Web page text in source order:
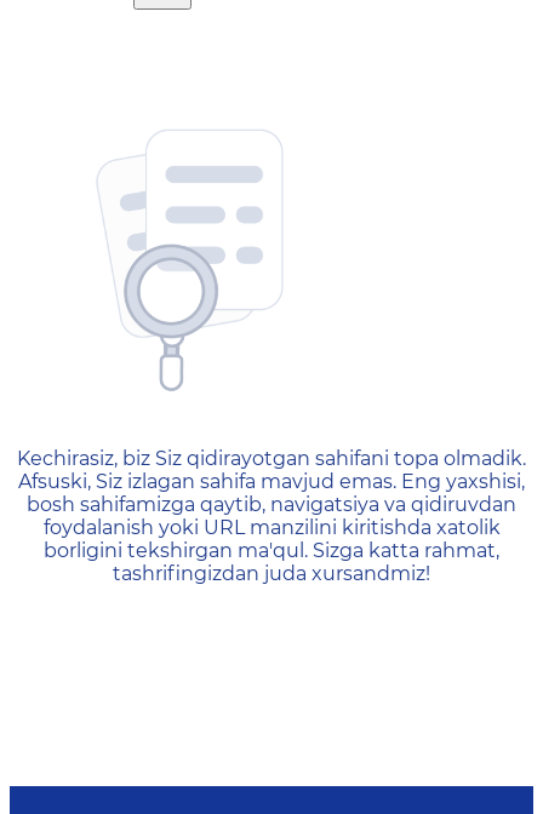
404 — Страница не
Kechirasiz, biz Siz qidirayotgan sahifani topa olmadik.
Afsuski, Siz izlagan sahifa mavjud emas. Eng yaxshisi,
bosh sahifamizga qaytib, navigatsiya va qidiruvdan
foydalanish yoki URL manzilini kiritishda xatolik
borligini tekshirgan ma'qul. Sizga katta rahmat,
tashrifingizdan juda xursandmiz!